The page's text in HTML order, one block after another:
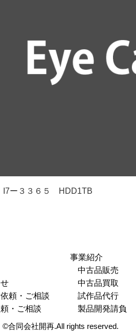
I7ー３３６５ HDD1TB
ョン
頼・ご相談
・ご相談
事業紹介
中古品販売
中古品買取
試作品代行
製品開発請負
©合同会社開再.All rights reserved.